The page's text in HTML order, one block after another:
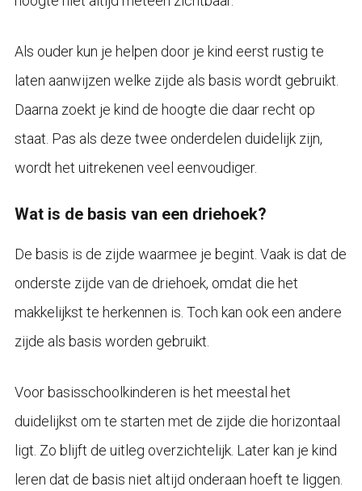
Als ouder kun je helpen door je kind eerst rustig te
laten aanwijzen welke zijde als basis wordt gebruikt.
Daarna zoekt je kind de hoogte die daar recht op
staat. Pas als deze twee onderdelen duidelijk zijn,
wordt het uitrekenen veel eenvoudiger.
Wat is de basis van een driehoek?
De basis is de zijde waarmee je begint. Vaak is dat de
onderste zijde van de driehoek, omdat die het
makkelijkst te herkennen is. Toch kan ook een andere
zijde als basis worden gebruikt.
Voor basisschoolkinderen is het meestal het
duidelijkst om te starten met de zijde die horizontaal
ligt. Zo blijft de uitleg overzichtelijk. Later kan je kind
leren dat de basis niet altijd onderaan hoeft te liggen.